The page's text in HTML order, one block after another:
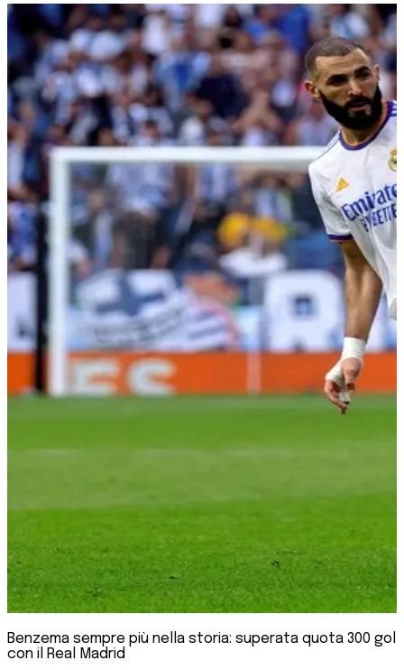
Benzema sempre più nella storia: superata quota 300 gol
con il Real Madrid